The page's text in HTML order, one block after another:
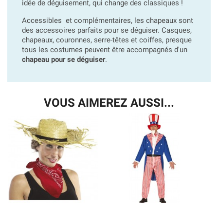
idée de déguisement, qui change des classiques !
Accessibles et complémentaires, les chapeaux sont
des accessoires parfaits pour se déguiser. Casques,
chapeaux, couronnes, serre-têtes et coiffes, presque
tous les costumes peuvent être accompagnés d'un
chapeau pour se déguiser.
VOUS AIMEREZ AUSSI...